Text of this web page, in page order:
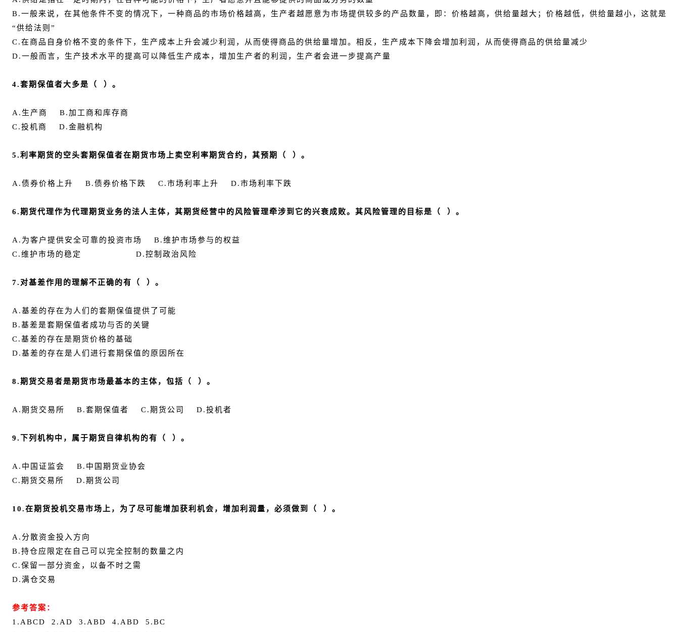
B.一般来说，在其他条件不变的情况下，一种商品的市场价格越高，生产者越愿意为市场提供较多的产品数量，即：价格越高，供给量越大；价格越低，供给量越小，这就是
“供给法则”
C.在商品自身价格不变的条件下，生产成本上升会减少利润，从而使得商品的供给量增加。相反，生产成本下降会增加利润，从而使得商品的供给量减少
D.一般而言，生产技术水平的提高可以降低生产成本，增加生产者的利润，生产者会进一步提高产量
4.套期保值者大多是（ ）。
A.生产商 B.加工商和库存商
C.投机商 D.金融机构
5.利率期货的空头套期保值者在期货市场上卖空利率期货合约，其预期（ ）。
A.债券价格上升 B.债券价格下跌 C.市场利率上升 D.市场利率下跌
6.期货代理作为代理期货业务的法人主体，其期货经营中的风险管理牵涉到它的兴衰成败。其风险管理的目标是（ ）。
A.为客户提供安全可靠的投资市场 B.维护市场参与的权益
C.维护市场的稳定 D.控制政治风险
7.对基差作用的理解不正确的有（ ）。
A.基差的存在为人们的套期保值提供了可能
B.基差是套期保值者成功与否的关键
C.基差的存在是期货价格的基础
D.基差的存在是人们进行套期保值的原因所在
8.期货交易者是期货市场最基本的主体，包括（ ）。
A.期货交易所 B.套期保值者 C.期货公司 D.投机者
9.下列机构中，属于期货自律机构的有（ ）。
A.中国证监会 B.中国期货业协会
C.期货交易所 D.期货公司
10.在期货投机交易市场上，为了尽可能增加获利机会，增加利润量，必须做到（ ）。
A.分散资金投入方向
B.持仓应限定在自己可以完全控制的数量之内
C.保留一部分资金，以备不时之需
D.满仓交易
参考答案：
1.ABCD 2.AD 3.ABD 4.ABD 5.BC